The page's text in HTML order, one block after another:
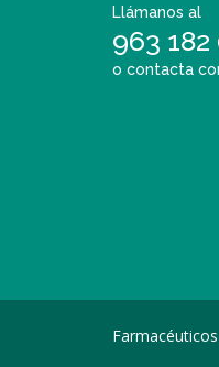
Llámanos al
963 182
o contacta